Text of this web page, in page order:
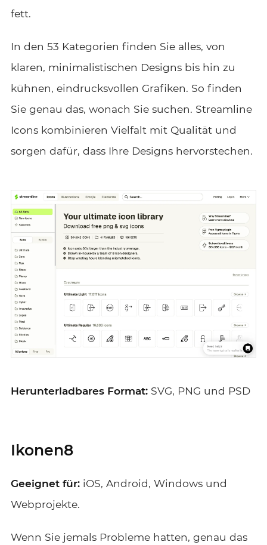
fett.
In den 53 Kategorien finden Sie alles, von
klaren, minimalistischen Designs bis hin zu
kühnen, eindrucksvollen Grafiken. So finden
Sie genau das, wonach Sie suchen. Streamline
Icons kombinieren Vielfalt mit Qualität und
sorgen dafür, dass Ihre Designs hervorstechen.
Herunterladbares Format:SVG, PNG und PSD
Ikonen8
Geeignet für:iOS, Android, Windows und
Webprojekte.
Wenn Sie jemals Probleme hatten, genau das